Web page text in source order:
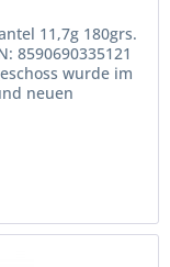
11,7g 180grs.
8590690335121
wurde im
neuen